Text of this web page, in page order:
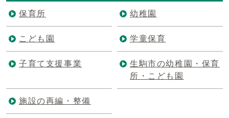
保育所 幼稚園
こども園 学童保育
子育て支援事業
生駒市の幼稚園・保育
所・こども園
施設の再編・整備